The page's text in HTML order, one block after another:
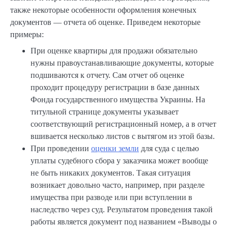
также некоторые особенности оформления конечных
документов — отчета об оценке. Приведем некоторые
примеры:
При оценке квартиры для продажи обязательно
нужны правоустанавливающие документы, которые
подшиваются к отчету. Сам отчет об оценке
проходит процедуру регистрации в базе данных
Фонда государственного имущества Украины. На
титульной странице документы указывает
соответствующий регистрационный номер, а в отчет
вшивается несколько листов с вытягом из этой базы.
При проведении оценки земли для суда с целью
уплаты судебного сбора у заказчика может вообще
не быть никаких документов. Такая ситуация
возникает довольно часто, например, при разделе
имущества при разводе или при вступлении в
наследство через суд. Результатом проведения такой
работы является документ под названием «Выводы о